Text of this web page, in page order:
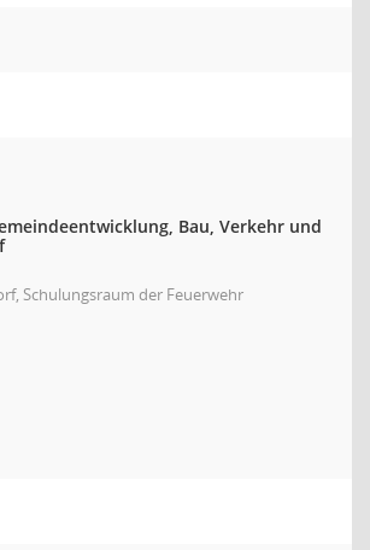
Bau, Verkehr und
Schulungsraum der Feuerwehr